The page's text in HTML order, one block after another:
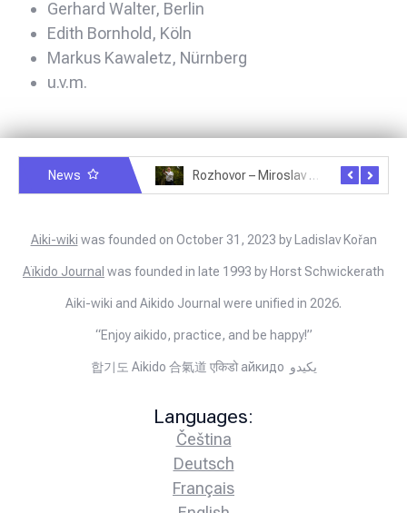
Gerhard Walter, Berlin
Edith Bornhold, Köln
Markus Kawaletz, Nürnberg
u.v.m.
News Rozhovor – Miroslav Šmíd – 22.3.2025
Aiki-wiki was founded on October 31, 2023 by Ladislav Kořan
Aïkido Journal was founded in late 1993 by Horst Schwickerath
Aiki-wiki and Aikido Journal were unified in 2026.
“Enjoy aikido, practice, and be happy!”
합기도 Aikido 合氣道 एकिडो айкидо يكيدو
Languages:
Čeština
Deutsch
Français